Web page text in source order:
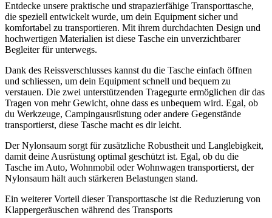
Entdecke unsere praktische und strapazierfähige Transporttasche,
die speziell entwickelt wurde, um dein Equipment sicher und
komfortabel zu transportieren. Mit ihrem durchdachten Design und
hochwertigen Materialien ist diese Tasche ein unverzichtbarer
Begleiter für unterwegs.
Dank des Reissverschlusses kannst du die Tasche einfach öffnen
und schliessen, um dein Equipment schnell und bequem zu
verstauen. Die zwei unterstützenden Tragegurte ermöglichen dir das
Tragen von mehr Gewicht, ohne dass es unbequem wird. Egal, ob
du Werkzeuge, Campingausrüstung oder andere Gegenstände
transportierst, diese Tasche macht es dir leicht.
Der Nylonsaum sorgt für zusätzliche Robustheit und Langlebigkeit,
damit deine Ausrüstung optimal geschützt ist. Egal, ob du die
Tasche im Auto, Wohnmobil oder Wohnwagen transportierst, der
Nylonsaum hält auch stärkeren Belastungen stand.
Ein weiterer Vorteil dieser Transporttasche ist die Reduzierung von
Klappergeräuschen während des Transports